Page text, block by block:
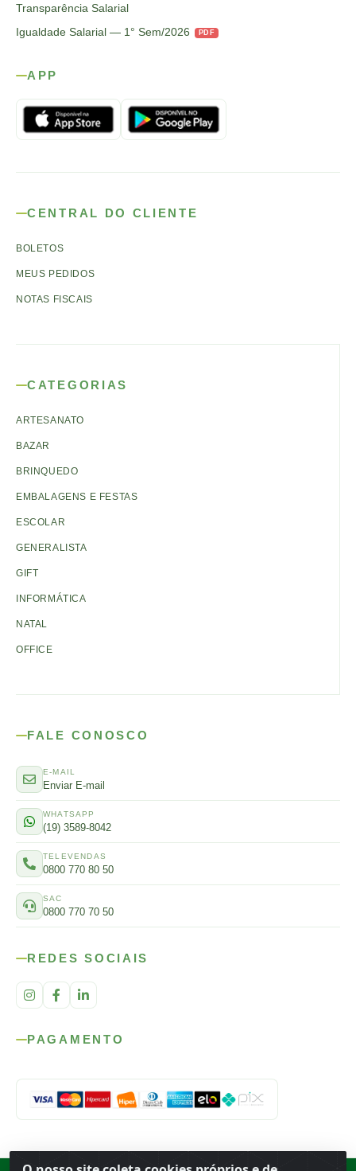
Transparência Salarial
Igualdade Salarial — 1° Sem/2026
PDF
APP
CENTRAL DO CLIENTE
BOLETOS
MEUS PEDIDOS
NOTAS FISCAIS
CATEGORIAS
ARTESANATO
BAZAR
BRINQUEDO
EMBALAGENS E FESTAS
ESCOLAR
GENERALISTA
GIFT
INFORMÁTICA
NATAL
OFFICE
FALE CONOSCO
E-MAIL
Enviar E-mail
WHATSAPP
(19) 3589-8042
TELEVENDAS
0800 770 80 50
SAC
0800 770 70 50
REDES SOCIAIS
PAGAMENTO